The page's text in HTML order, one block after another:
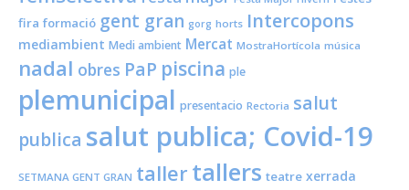
fira formació gent gran gorg horts Intercopons
mediambient Medi ambient Mercat MostraHortícola música
nadal obres PaP piscina ple
plemunicipal presentacio Rectoria salut
publica salut publica; Covid-19
SETMANA GENT GRAN taller tallers teatre xerrada